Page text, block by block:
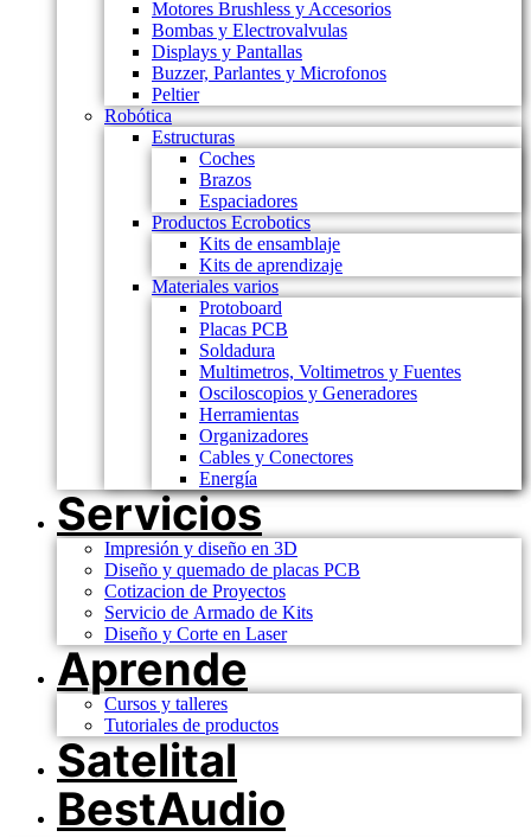
Motores Brushless y Accesorios
Bombas y Electrovalvulas
Displays y Pantallas
Buzzer, Parlantes y Microfonos
Peltier
Robótica
Estructuras
Coches
Brazos
Espaciadores
Productos Ecrobotics
Kits de ensamblaje
Kits de aprendizaje
Materiales varios
Protoboard
Placas PCB
Soldadura
Multimetros, Voltimetros y Fuentes
Osciloscopios y Generadores
Herramientas
Organizadores
Cables y Conectores
Energía
Servicios
Impresión y diseño en 3D
Diseño y quemado de placas PCB
Cotizacion de Proyectos
Servicio de Armado de Kits
Diseño y Corte en Laser
Aprende
Cursos y talleres
Tutoriales de productos
Satelital
BestAudio